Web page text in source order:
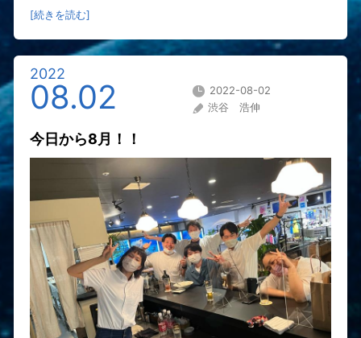
[続きを読む]
2022
08.02
2022-08-02
渋谷 浩伸
今日から8月！！